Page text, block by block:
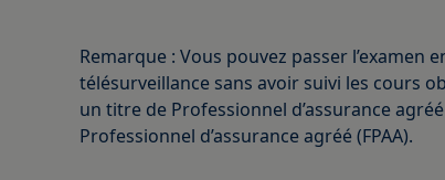
Remarque : Vous pouvez passer l’examen
télésurveillance sans avoir suivi les cours
un titre de Professionnel d’assurance agréé
Professionnel d’assurance agréé (FPAA).